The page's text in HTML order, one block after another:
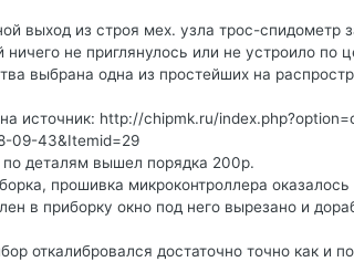
выход из строя мех. узла трос-спидометр
ничего не приглянулось или не устроило по
выбрана одна из простейших на
источник: http://chipmk.ru/
09-43&Itemid=29
деталям вышел порядка 200р.
прошивка микроконтроллера
в приборку окно под него вырезано и
откалибровался достаточно точно как и